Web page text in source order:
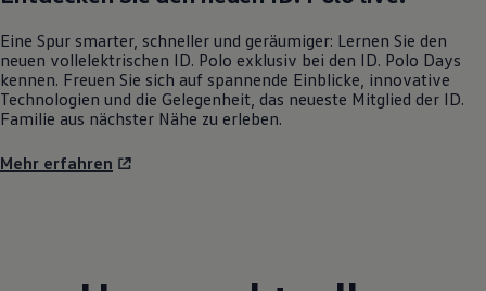
Eine Spur smarter, schneller und geräumiger: Lernen Sie den
neuen vollelektrischen ID. Polo exklusiv bei den ID. Polo Days
kennen. Freuen Sie sich auf spannende Einblicke, innovative
Technologien und die Gelegenheit, das neueste Mitglied der ID.
Familie aus nächster Nähe zu erleben.
Mehr erfahren